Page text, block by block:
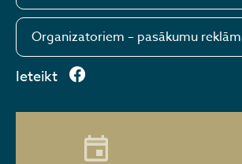
Organizatoriem – pasākumu
Ieteikt